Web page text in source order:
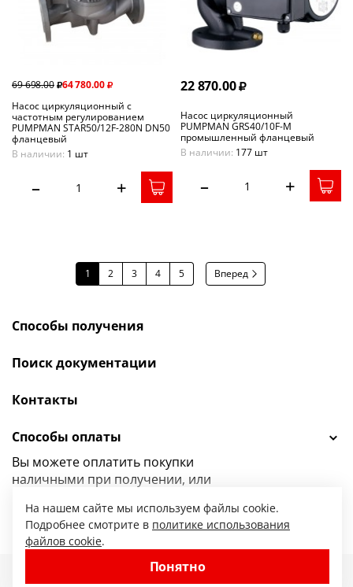
69 698.00 64 780.00
Насос циркуляционный с
частотным регулированием
PUMPMAN STAR50/12F-280N DN50
фланцевый
В наличии: 1 шт
– +
22 870.00
Насос циркуляционный
PUMPMAN GRS40/10F-M
промышленный фланцевый
В наличии: 177 шт
– +
1 2 3 4 5 Вперед
Способы получения
Поиск документации
Контакты
Способы оплаты
Вы можете оплатить покупки
наличными при получении, или
На нашем сайте мы используем файлы cookie.
Подробнее смотрите в политике использования
файлов cookie.
Понятно
47.ru — интернет-магазин сантехники от
© 2010-2026. Все права защищены.